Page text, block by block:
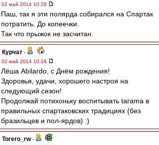
02 май 2014 10:28
Паш, так я эти полярда собирался на Спартак
потратить. До копеечки.
Так что прыжок не засчитан.
Курчат -
02 май 2014 10:16
Лёша Abilardo, с Днём рождения!
Здоровья, удачи, хорошего настроя на
следующий сезон!
Продолжай потихоньку воспитывать tarama в
правильных спартаковских традициях (без
бразильцев и пол-ярдов) :)
Torero_rw-